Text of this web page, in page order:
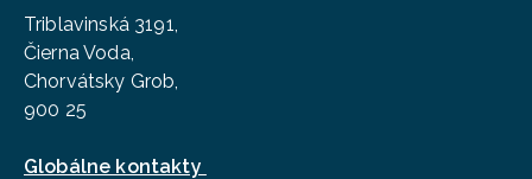
Triblavinská 3191,
Čierna Voda,
Chorvátsky Grob,
900 25
Globálne kontakty